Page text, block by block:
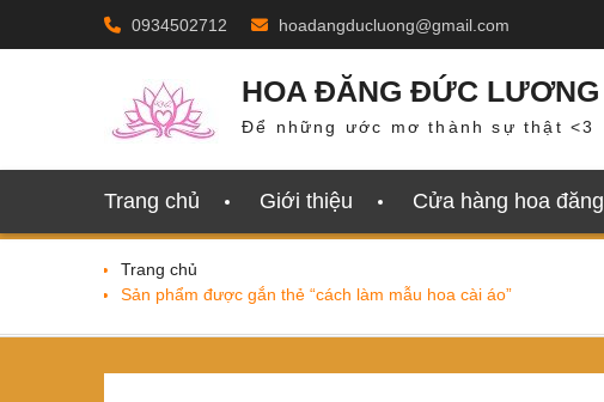
0934502712 hoadangducluong@gmail.com
HOA ĐĂNG ĐỨC LƯƠNG
Để những ước mơ thành sự thật <3
Trang chủ Giới thiệu Cửa hàng hoa đăng
Trang chủ
Sản phẩm được gắn thẻ “cách làm mẫu hoa cài áo”